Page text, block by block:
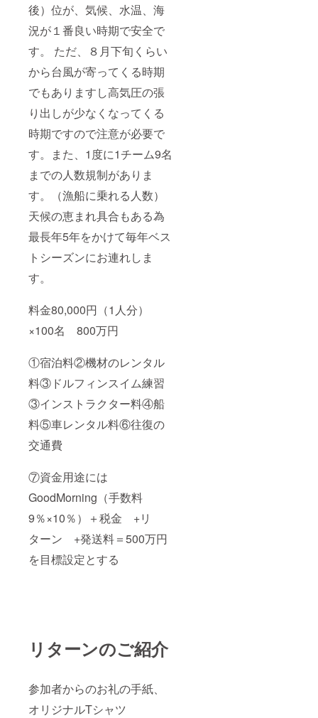
後）位が、気候、水温、海
況が１番良い時期で安全で
す。 ただ、８月下旬くらい
から台風が寄ってくる時期
でもありますし高気圧の張
り出しが少なくなってくる
時期ですので注意が必要で
す。また、1度に1チーム9名
までの人数規制がありま
す。（漁船に乗れる人数）
天候の恵まれ具合もある為
最長年5年をかけて毎年ベス
トシーズンにお連れしま
す。
料金80,000円（1人分）
×100名 800万円
①宿泊料②機材のレンタル
料③ドルフィンスイム練習
③インストラクター料④船
料⑤車レンタル料⑥往復の
交通費
⑦資金用途には
GoodMorning（手数料
9％×10％）＋税金 +リ
ターン +発送料＝500万円
を目標設定とする
リターンのご紹介
参加者からのお礼の手紙、
オリジナルTシャツ